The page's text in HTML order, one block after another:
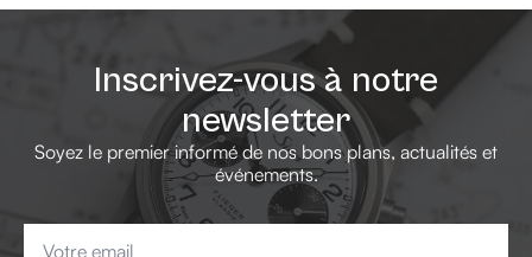
Inscrivez-vous à notre
newsletter
Soyez le premier informé de nos bons plans, actualités et
événements.
Email